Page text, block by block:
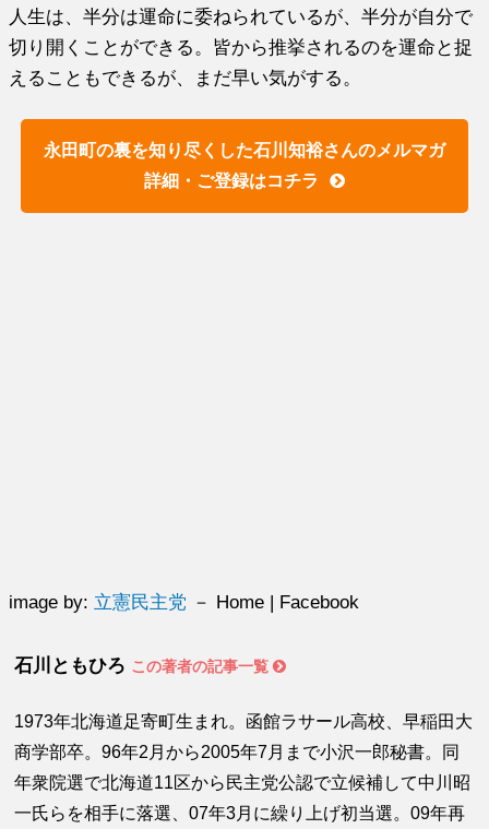
人生は、半分は運命に委ねられているが、半分が自分で
切り開くことができる。皆から推挙されるのを運命と捉
えることもできるが、まだ早い気がする。
永田町の裏を知り尽くした石川知裕さんのメルマガ
詳細・ご登録はコチラ
image by: 立憲民主党 － Home | Facebook
石川ともひろ この著者の記事一覧
1973年北海道足寄町生まれ。函館ラサール高校、早稲田大
商学部卒。96年2月から2005年7月まで小沢一郎秘書。同
年衆院選で北海道11区から民主党公認で立候補して中川昭
一氏らを相手に落選、07年3月に繰り上げ初当選。09年再